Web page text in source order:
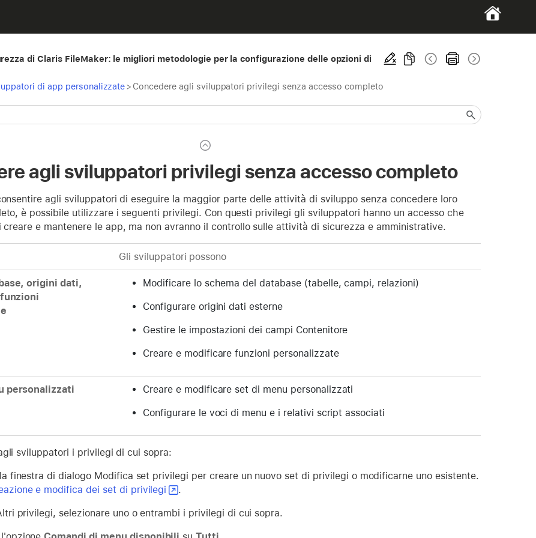
di Claris FileMaker: le migliori metodologie per la configurazione delle opzioni di
di app personalizzate> Concedere agli sviluppatori privilegi senza accesso completo
agli sviluppatori privilegi senza accesso completo
agli sviluppatori di eseguire la maggior parte delle attività di sviluppo senza concedere loro
è possibile utilizzare i seguenti privilegi. Con questi privilegi gli sviluppatori hanno un accesso che
creare e mantenere le app, ma non avranno il controllo sulle attività di sicurezza e amministrative.
Gli sviluppatori possono
origini dati,
Modificare lo schema del database (tabelle, campi, relazioni)
Configurare origini dati esterne
Gestire le impostazioni dei campi Contenitore
Creare e modificare funzioni personalizzate
personalizzati Creare e modificare set di menu personalizzati
Configurare le voci di menu e i relativi script associati
sviluppatori i privilegi di cui sopra:
finestra di dialogo Modifica set privilegi per creare un nuovo set di privilegi o modificarne uno esistente.
e modifica dei set di privilegi .
privilegi, selezionare uno o entrambi i privilegi di cui sopra.